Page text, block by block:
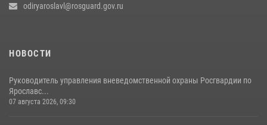
odiryaroslavl@rosguard.gov.ru
НОВОСТИ
Руководитель управления вневедомственной охраны Росгвардии по
Ярославс...
07 августа 2026, 09:30